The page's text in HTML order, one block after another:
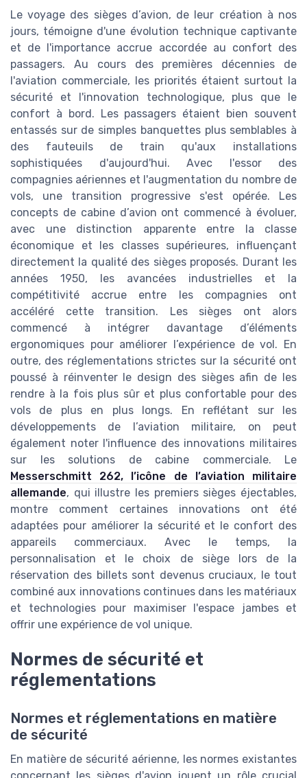
Le voyage des sièges d’avion, de leur création à nos
jours, témoigne d'une évolution technique captivante
et de l'importance accrue accordée au confort des
passagers. Au cours des premières décennies de
l'aviation commerciale, les priorités étaient surtout la
sécurité et l'innovation technologique, plus que le
confort à bord. Les passagers étaient bien souvent
entassés sur de simples banquettes plus semblables à
des fauteuils de train qu'aux installations
sophistiquées d'aujourd'hui. Avec l'essor des
compagnies aériennes et l'augmentation du nombre de
vols, une transition progressive s'est opérée. Les
concepts de cabine d’avion ont commencé à évoluer,
avec une distinction apparente entre la classe
économique et les classes supérieures, influençant
directement la qualité des sièges proposés. Durant les
années 1950, les avancées industrielles et la
compétitivité accrue entre les compagnies ont
accéléré cette transition. Les sièges ont alors
commencé à intégrer davantage d’éléments
ergonomiques pour améliorer l’expérience de vol. En
outre, des réglementations strictes sur la sécurité ont
poussé à réinventer le design des sièges afin de les
rendre à la fois plus sûr et plus confortable pour des
vols de plus en plus longs. En reflétant sur les
développements de l’aviation militaire, on peut
également noter l'influence des innovations militaires
sur les solutions de cabine commerciale. Le
Messerschmitt 262, l’icône de l’aviation militaire
allemande, qui illustre les premiers sièges éjectables,
montre comment certaines innovations ont été
adaptées pour améliorer la sécurité et le confort des
appareils commerciaux. Avec le temps, la
personnalisation et le choix de siège lors de la
réservation des billets sont devenus cruciaux, le tout
combiné aux innovations continues dans les matériaux
et technologies pour maximiser l'espace jambes et
offrir une expérience de vol unique.
Normes de sécurité et
réglementations
Normes et réglementations en matière
de sécurité
En matière de sécurité aérienne, les normes existantes